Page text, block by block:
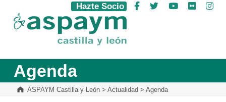
ASPAYM Castilla y León
Hazte Socio Facebook
Twitter YouTube
Flickr
Agenda
ASPAYM Castilla y León> Actualidad > Agenda